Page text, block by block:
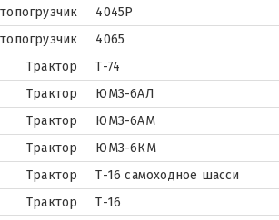
4045Р
4065
Трактор
Т-74
Трактор
ЮМЗ-6АЛ
Трактор
ЮМЗ-6АМ
Трактор
ЮМЗ-6КМ
Трактор
Т-16 самоходное шасси
Трактор
Т-16